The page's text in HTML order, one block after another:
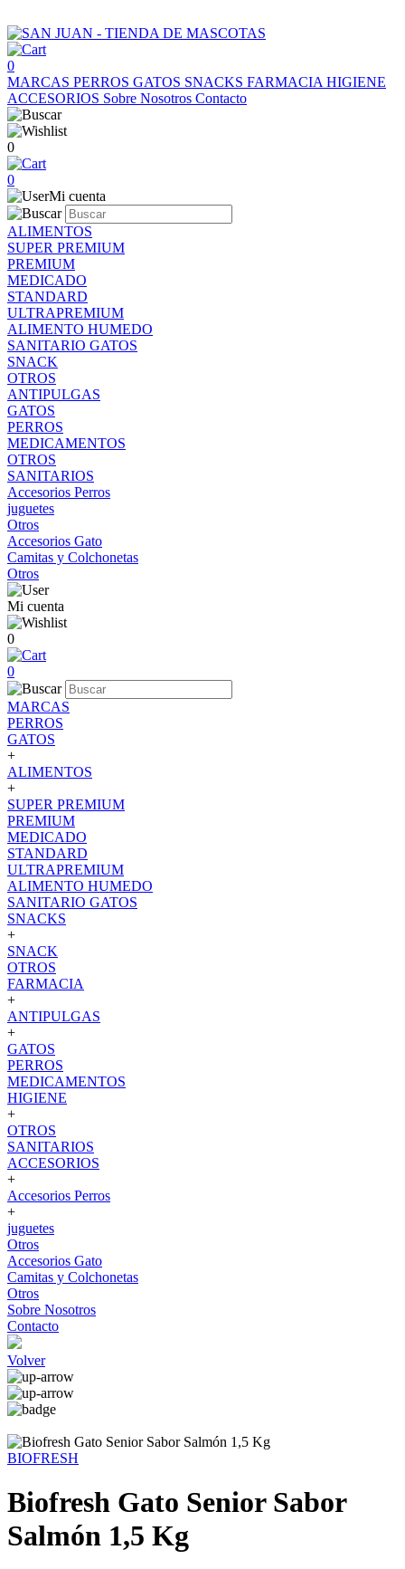
0
MARCAS PERROS GATOS SNACKS FARMACIA HIGIENE
ACCESORIOS Sobre Nosotros Contacto
0
0
Mi cuenta
ALIMENTOS
SUPER PREMIUM
PREMIUM
MEDICADO
STANDARD
ULTRAPREMIUM
ALIMENTO HUMEDO
SANITARIO GATOS
SNACK
OTROS
ANTIPULGAS
GATOS
PERROS
MEDICAMENTOS
OTROS
SANITARIOS
Accesorios Perros
juguetes
Otros
Accesorios Gato
Camitas y Colchonetas
Otros
Mi cuenta
0
0
MARCAS
PERROS
GATOS
+
ALIMENTOS
+
SUPER PREMIUM
PREMIUM
MEDICADO
STANDARD
ULTRAPREMIUM
ALIMENTO HUMEDO
SANITARIO GATOS
SNACKS
+
SNACK
OTROS
FARMACIA
+
ANTIPULGAS
+
GATOS
PERROS
MEDICAMENTOS
HIGIENE
+
OTROS
SANITARIOS
ACCESORIOS
+
Accesorios Perros
+
juguetes
Otros
Accesorios Gato
Camitas y Colchonetas
Otros
Sobre Nosotros
Contacto
Volver
BIOFRESH
Biofresh Gato Senior Sabor
Salmón 1,5 Kg